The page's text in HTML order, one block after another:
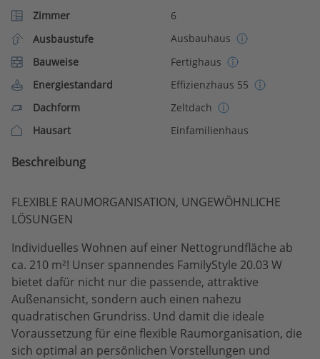
Zimmer
6
Ausbaustufe
Ausbauhaus
Bauweise
Fertighaus
Energiestandard
Effizienzhaus 55
Dachform
Zeltdach
Hausart
Einfamilienhaus
Beschreibung
FLEXIBLE RAUMORGANISATION, UNGEWÖHNLICHE
LÖSUNGEN
Individuelles Wohnen auf einer Nettogrundfläche ab
ca. 210 m²! Unser spannendes FamilyStyle 20.03 W
bietet dafür nicht nur die passende, attraktive
Außenansicht, sondern auch einen nahezu
quadratischen Grundriss. Und damit die ideale
Voraussetzung für eine flexible Raumorganisation, die
sich optimal an persönlichen Vorstellungen und